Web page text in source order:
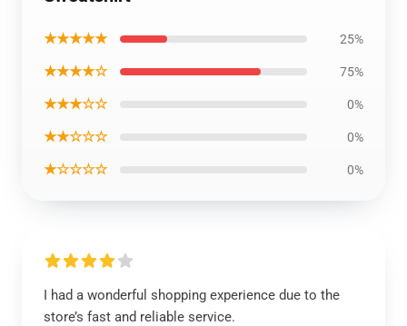
★★★★★ 25%
★★★★☆ 75%
★★★☆☆ 0%
★★☆☆☆ 0%
★☆☆☆☆ 0%
I had a wonderful shopping experience due to the
store’s fast and reliable service.